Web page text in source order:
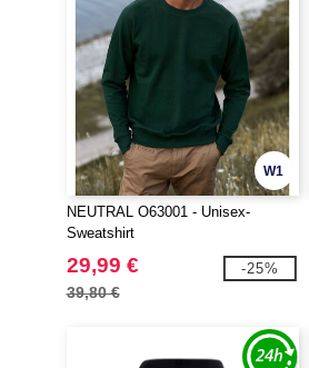
W1
NEUTRAL O63001 - Unisex-
Sweatshirt
29,99 €
39,80 €
-25%